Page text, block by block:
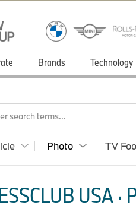
Brands Technology
search terms...
Photo TV
USA ·